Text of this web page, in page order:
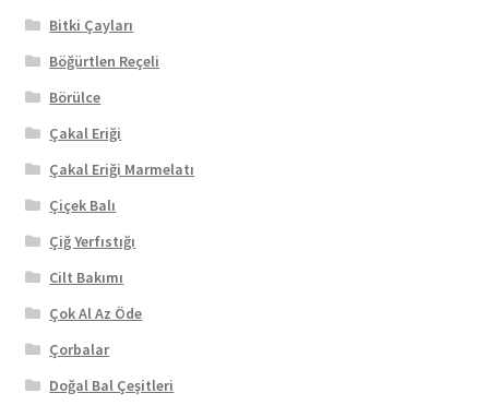
Bitki Çayları
Böğürtlen Reçeli
Börülce
Çakal Eriği
Çakal Eriği Marmelatı
Çiçek Balı
Çiğ Yerfıstığı
Cilt Bakımı
Çok Al Az Öde
Çorbalar
Doğal Bal Çeşitleri